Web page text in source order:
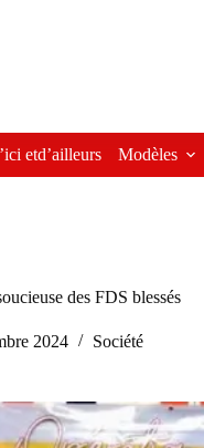
etd’ailleurs Modèles
des FDS blessés
2024 Société